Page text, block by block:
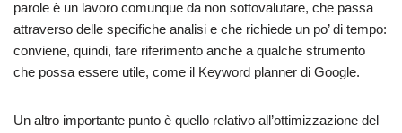
parole è un lavoro comunque da non sottovalutare, che passa
attraverso delle specifiche analisi e che richiede un po’ di tempo:
conviene, quindi, fare riferimento anche a qualche strumento
che possa essere utile, come il Keyword planner di Google.
Un altro importante punto è quello relativo all’ottimizzazione del